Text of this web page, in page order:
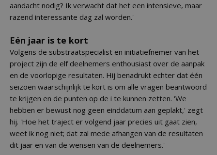
aandacht nodig? Ik verwacht dat het een intensieve, maar
razend interessante dag zal worden.'
Eén jaar is te kort
Volgens de substraatspecialist en initiatiefnemer van het
project zijn de elf deelnemers enthousiast over de aanpak
en de voorlopige resultaten. Hij benadrukt echter dat één
seizoen waarschijnlijk te kort is om alle vragen beantwoord
te krijgen en de punten op de i te kunnen zetten. 'We
hebben er bewust nog geen einddatum aan geplakt,' zegt
hij. 'Hoe het traject er volgend jaar precies uit gaat zien,
weet ik nog niet; dat zal mede afhangen van de resultaten
dit jaar en van de wensen van de deelnemers.'